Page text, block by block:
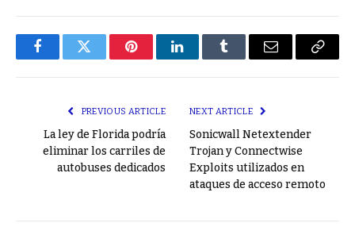
FacebookTwitter PinterestLinkedInTumblr Email
Copy
PREVIOUS ARTICLE
La ley de Florida podría
eliminar los carriles de
autobuses dedicados
NEXT ARTICLE
Sonicwall Netextender
Trojan y Connectwise
Exploits utilizados en
ataques de acceso remoto